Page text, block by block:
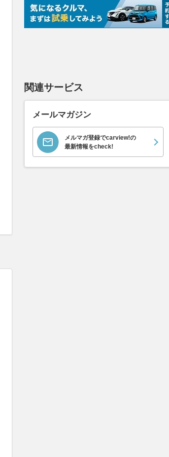
関連サービス
メールマガジン
メルマガ登録でcarview!の
最新情報をcheck!